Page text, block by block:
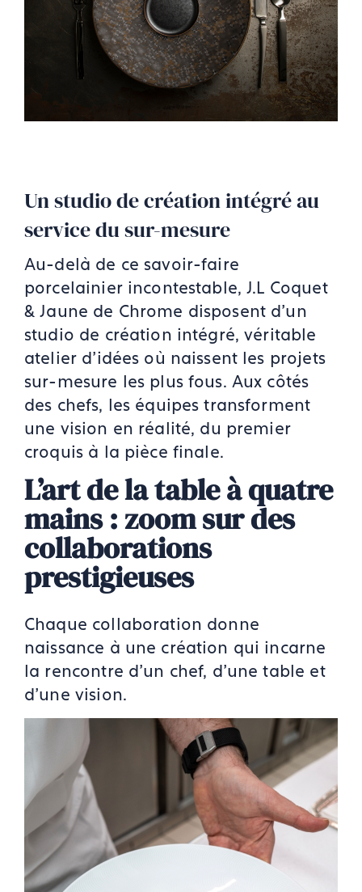
Un studio de création intégré au
service du sur-mesure
Au-delà de ce savoir-faire
porcelainier incontestable, J.L Coquet
& Jaune de Chrome disposent d’un
studio de création intégré, véritable
atelier d’idées où naissent les projets
sur-mesure les plus fous. Aux côtés
des chefs, les équipes transforment
une vision en réalité, du premier
croquis à la pièce finale.
L’art de la table à quatre
mains : zoom sur des
collaborations
prestigieuses
Chaque collaboration donne
naissance à une création qui incarne
la rencontre d’un chef, d’une table et
d’une vision.